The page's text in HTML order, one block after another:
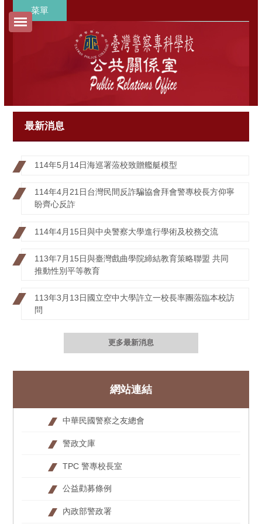
主
菜單
最新消息
114年5月14日海巡署蒞校致贈艦艇模型
114年4月21日台灣民間反詐騙協會拜會警專校長方仰寧
盼齊心反詐
114年4月15日與中央警察大學進行學術及校務交流
113年7月15日與臺灣戲曲學院締結教育策略聯盟 共同
推動性別平等教育
113年3月13日國立空中大學許立一校長率團蒞臨本校訪
問
更多最新消息
網站連結
中華民國警察之友總會
警政文庫
TPC 警專校長室
公益勸募條例
內政部警政署